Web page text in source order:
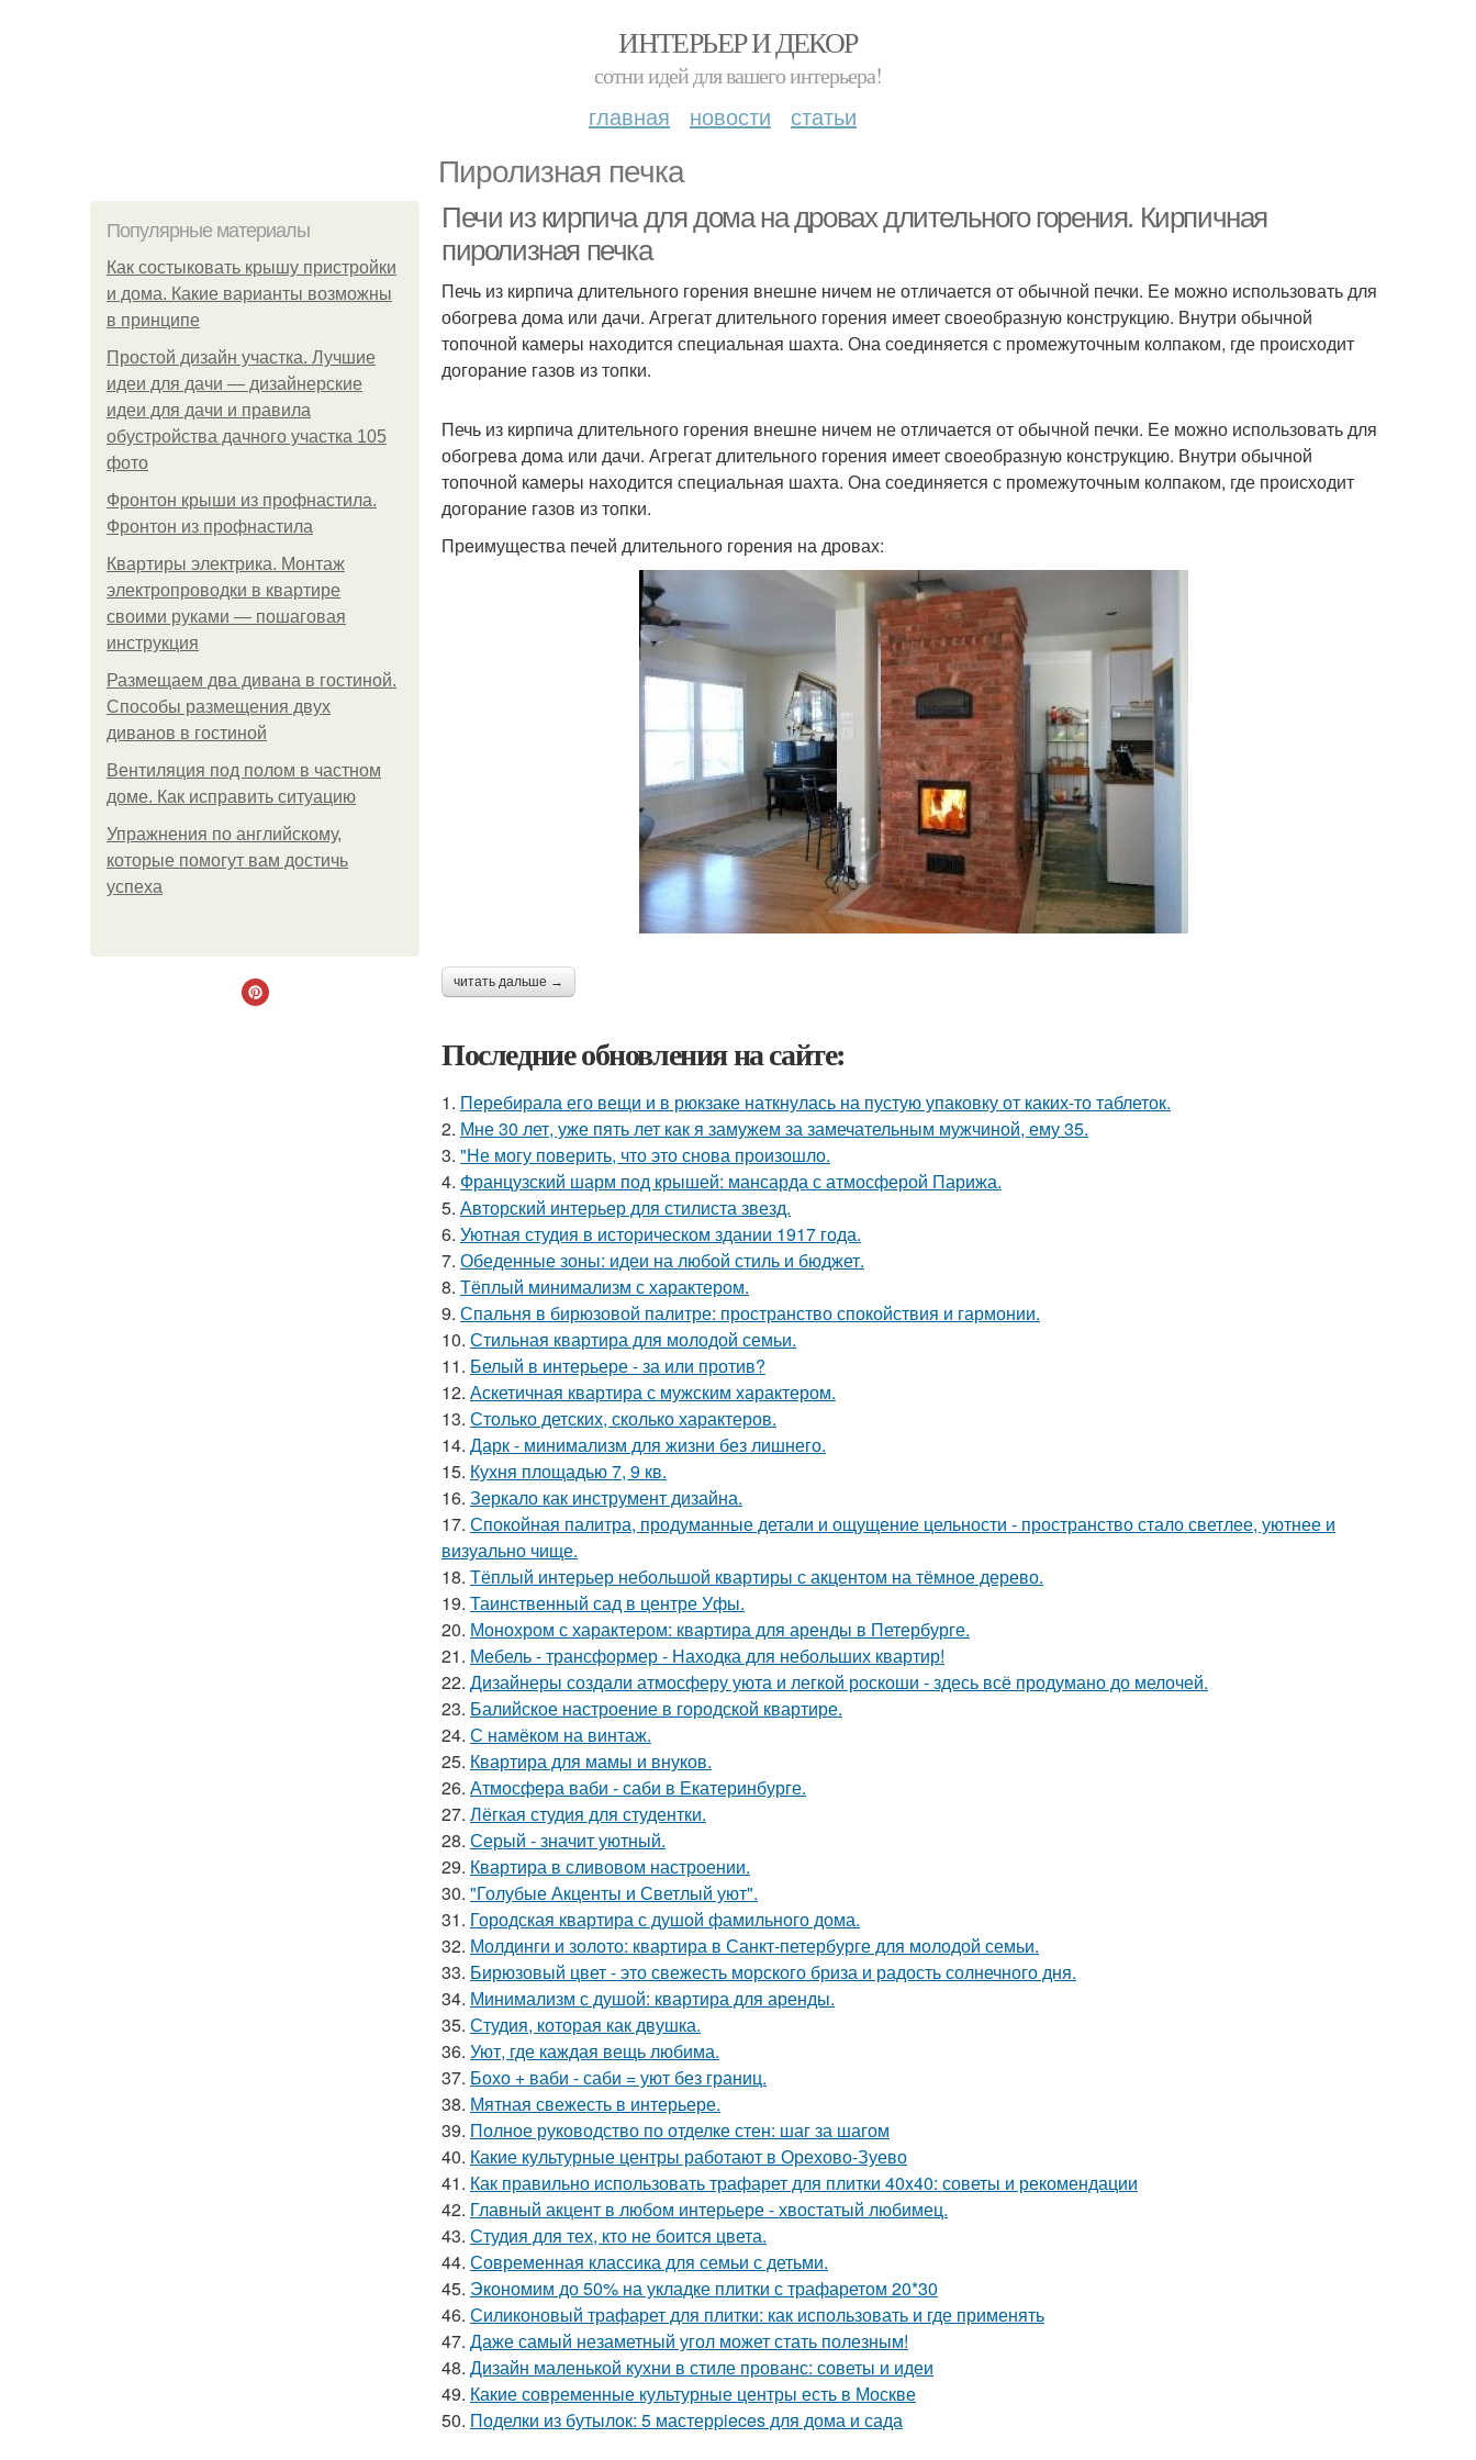
ИНТЕРЬЕР И ДЕКОР
сотни идей для вашего интерьера!
главная новости статьи
Пиролизная печка
Популярные материалы
Как состыковать крышу пристройки
и дома. Какие варианты возможны
в принципе
Простой дизайн участка. Лучшие
идеи для дачи — дизайнерские
идеи для дачи и правила
обустройства дачного участка 105
фото
Фронтон крыши из профнастила.
Фронтон из профнастила
Квартиры электрика. Монтаж
электропроводки в квартире
своими руками — пошаговая
инструкция
Размещаем два дивана в гостиной.
Способы размещения двух
диванов в гостиной
Вентиляция под полом в частном
доме. Как исправить ситуацию
Упражнения по английскому,
которые помогут вам достичь
успеха
Печи из кирпича для дома на дровах длительного горения. Кирпичная
пиролизная печка
Печь из кирпича длительного горения внешне ничем не отличается от обычной печки. Ее можно использовать для
обогрева дома или дачи. Агрегат длительного горения имеет своеобразную конструкцию. Внутри обычной
топочной камеры находится специальная шахта. Она соединяется с промежуточным колпаком, где происходит
догорание газов из топки.
Печь из кирпича длительного горения внешне ничем не отличается от обычной печки. Ее можно использовать для
обогрева дома или дачи. Агрегат длительного горения имеет своеобразную конструкцию. Внутри обычной
топочной камеры находится специальная шахта. Она соединяется с промежуточным колпаком, где происходит
догорание газов из топки.
Преимущества печей длительного горения на дровах:
читать дальше →
Последние обновления на сайте:
1. Перебирала его вещи и в рюкзаке наткнулась на пустую упаковку от каких-то таблеток.
2. Мне 30 лет, уже пять лет как я замужем за замечательным мужчиной, ему 35.
3. "Не могу поверить, что это снова произошло.
4. Французский шарм под крышей: мансарда с атмосферой Парижа.
5. Авторский интерьер для стилиста звезд.
6. Уютная студия в историческом здании 1917 года.
7. Обеденные зоны: идеи на любой стиль и бюджет.
8. Тёплый минимализм с характером.
9. Спальня в бирюзовой палитре: пространство спокойствия и гармонии.
10. Стильная квартира для молодой семьи.
11. Белый в интерьере - за или против?
12. Аскетичная квартира с мужским характером.
13. Столько детских, сколько характеров.
14. Дарк - минимализм для жизни без лишнего.
15. Кухня площадью 7, 9 кв.
16. Зеркало как инструмент дизайна.
17. Спокойная палитра, продуманные детали и ощущение цельности - пространство стало светлее, уютнее и
визуально чище.
18. Тёплый интерьер небольшой квартиры с акцентом на тёмное дерево.
19. Таинственный сад в центре Уфы.
20. Монохром с характером: квартира для аренды в Петербурге.
21. Мебель - трансформер - Находка для небольших квартир!
22. Дизайнеры создали атмосферу уюта и легкой роскоши - здесь всё продумано до мелочей.
23. Балийское настроение в городской квартире.
24. С намёком на винтаж.
25. Квартира для мамы и внуков.
26. Атмосфера ваби - саби в Екатеринбурге.
27. Лёгкая студия для студентки.
28. Серый - значит уютный.
29. Квартира в сливовом настроении.
30. "Голубые Акценты и Светлый уют".
31. Городская квартира с душой фамильного дома.
32. Молдинги и золото: квартира в Санкт-петербурге для молодой семьи.
33. Бирюзовый цвет - это свежесть морского бриза и радость солнечного дня.
34. Минимализм с душой: квартира для аренды.
35. Студия, которая как двушка.
36. Уют, где каждая вещь любима.
37. Бохо + ваби - саби = уют без границ.
38. Мятная свежесть в интерьере.
39. Полное руководство по отделке стен: шаг за шагом
40. Какие культурные центры работают в Орехово-Зуево
41. Как правильно использовать трафарет для плитки 40x40: советы и рекомендации
42. Главный акцент в любом интерьере - хвостатый любимец.
43. Студия для тех, кто не боится цвета.
44. Современная классика для семьи с детьми.
45. Экономим до 50% на укладке плитки с трафаретом 20*30
46. Силиконовый трафарет для плитки: как использовать и где применять
47. Даже самый незаметный угол может стать полезным!
48. Дизайн маленькой кухни в стиле прованс: советы и идеи
49. Какие современные культурные центры есть в Москве
50. Поделки из бутылок: 5 мастерpieces для дома и сада